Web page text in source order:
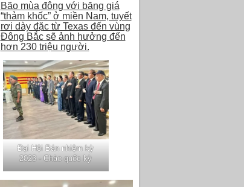
Bão mùa đông với băng giá
“thảm khốc” ở miền Nam, tuyết
rơi dày đặc từ Texas đến vùng
Đông Bắc sẽ ảnh hưởng đến
hơn 230 triệu người.
Đại Hội Bán nhiệm kỳ
2023 - Chào quốc kỳ